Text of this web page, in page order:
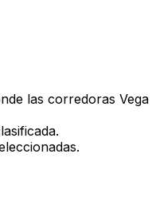
las corredoras Vega